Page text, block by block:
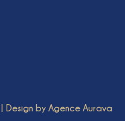
| Design by Agence Aurava